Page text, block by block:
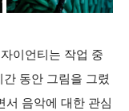
이언티는 작업 중
동안 그림을 그렸
서 음악에 대한 관심